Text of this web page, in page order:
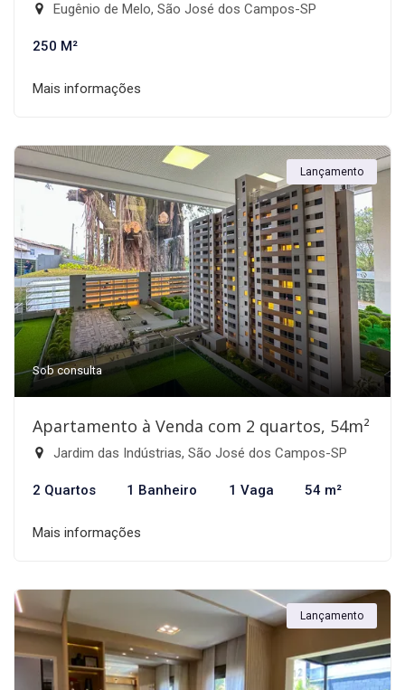
Eugênio de Melo, São José dos Campos-SP
250 M²
Mais informações
Lançamento
Sob consulta
Apartamento à Venda com 2 quartos, 54m²
Jardim das Indústrias, São José dos Campos-SP
2 Quartos 1 Banheiro 1 Vaga 54 m²
Mais informações
Lançamento